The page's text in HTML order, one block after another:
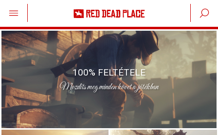
100% FELTÉTELE
Mozdíts meg minden követ a játékban